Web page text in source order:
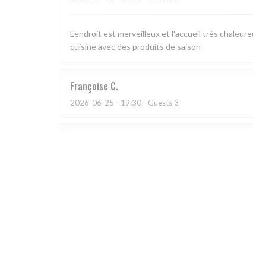
L'endroit est merveilleux et l'accueil très
cuisine avec des produits de saison
Françoise C
2026-06-25 - 19:30 - Guests 3